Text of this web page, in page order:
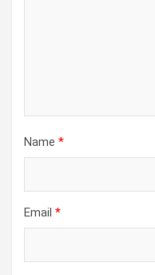
Name *
Email *